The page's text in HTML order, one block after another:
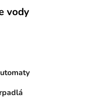
vody